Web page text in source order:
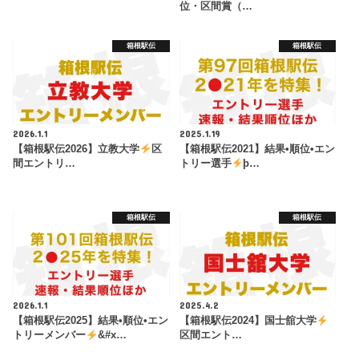
位・区間賞（…
箱根駅伝
2026.1.1
【箱根駅伝2026】立教大学
区
間エントリ…
箱根駅伝
2025.1.19
【箱根駅伝2021】結果•順位•エン
トリー選手
þ…
箱根駅伝
2026.1.1
【箱根駅伝2025】結果•順位•エン
トリーメンバー
&#x…
箱根駅伝
2025.4.2
【箱根駅伝2024】国士舘大学
区間エント…